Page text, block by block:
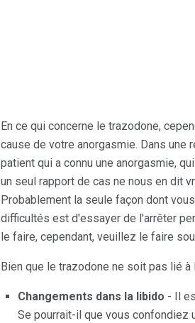
En ce qui concerne le trazodone,
cause de votre anorgasmie. Dans une
patient qui a connu une anorgasmie,
un seul rapport de cas ne nous en dit
Probablement la seule façon dont
difficultés est d'essayer de l'arrêter
le faire, cependant, veuillez le faire
Bien que le trazodone ne soit pas lié
Changements dans la libido - Il
Se pourrait-il que vous confondiez